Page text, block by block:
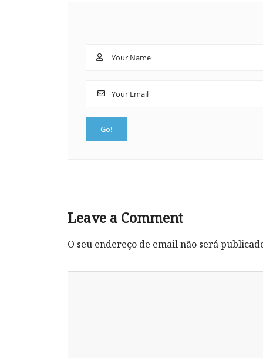
Leave a Comment
O seu endereço de email não será